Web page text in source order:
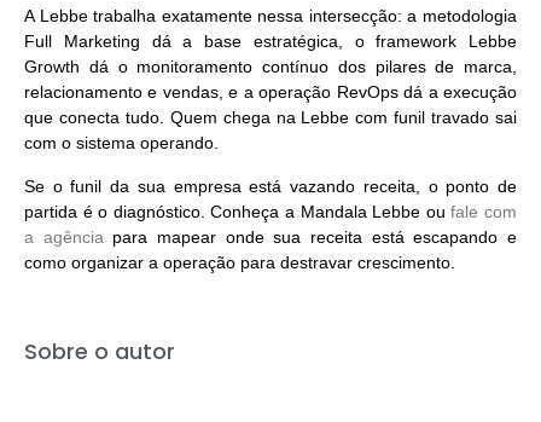
A Lebbe trabalha exatamente nessa intersecção:a metodologia
Full Marketing dá a base estratégica, o framework Lebbe
Growth dá o monitoramento contínuo dos pilares de marca,
relacionamento e vendas, e a operação RevOps dá a execução
que conecta tudo. Quem chega na Lebbe com funil travado sai
com o sistema operando.
Se o funil da sua empresa está vazando receita, o ponto de
partida é o diagnóstico. Conheça a Mandala Lebbe oufale com
a agência para mapear onde sua receita está escapando e
como organizar a operação para destravar crescimento.
Sobre o autor